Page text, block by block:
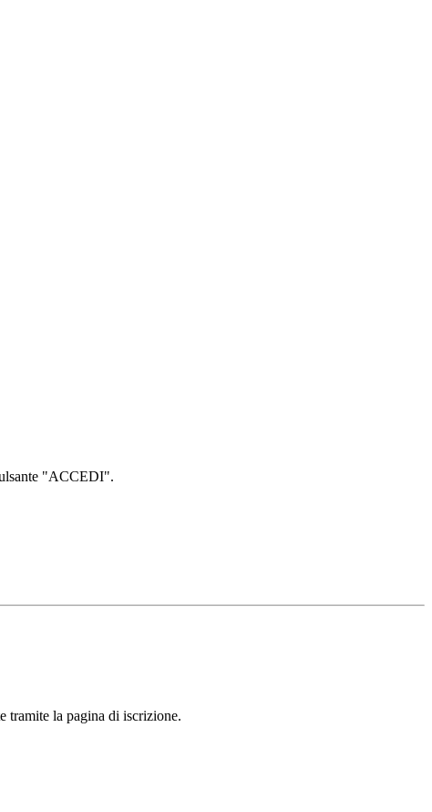
"ACCEDI".
tramite la pagina di iscrizione.